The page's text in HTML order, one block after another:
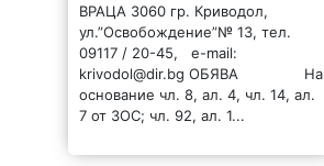
ВРАЦА 3060 гр. Криводол,
ул.”Освобождение”№ 13, тел.
09117 / 20-45, e-mail:
krivodol@dir.bg ОБЯВА На
основание чл. 8, ал. 4, чл. 14, ал.
7 от ЗОС; чл. 92, ал. 1...